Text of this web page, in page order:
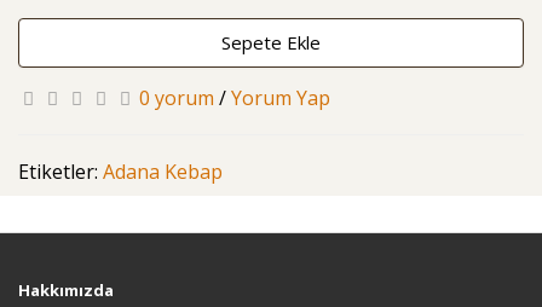
Sepete Ekle
0 yorum /Yorum Yap
Etiketler: Adana Kebap
Hakkımızda